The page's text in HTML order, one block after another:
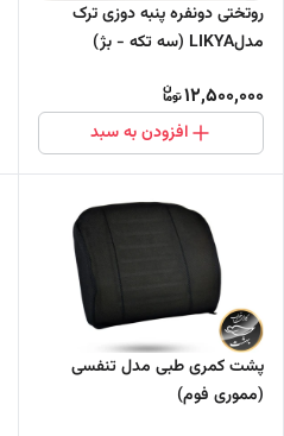
روتختی دونفره پنبه دوزی ترک
مدلLIKYA (سه تکه - بژ)
12,500,000
افزودن به سبد
پشت کمری طبی مدل تنفسی
(مموری فوم)